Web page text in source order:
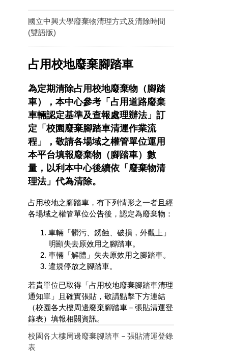
國立中興大學廢棄物清理方式及清除時間
(雙語版)
占用校地廢棄腳踏車
為定期清除占用校地廢棄物（腳踏
車），本中心參考「占用道路廢棄
車輛認定基準及查報處理辦法」訂
定「校園廢棄腳踏車清運作業流
程」，敬請各場域之權管單位運用
本平台填報廢棄物（腳踏車）數
量，以利本中心後續依「廢棄物清
理法」代為清除。
占用校地之腳踏車，有下列情形之一者且經
各場域之權管單位公告後，認定為廢棄物：
車輛「髒污、銹蝕、破損，外觀上」
明顯失去原效用之腳踏車。
車輛「解體」失去原效用之腳踏車。
違規停放之腳踏車。
若貴單位已取得「占用校地廢棄腳踏車清理
通知單」且確實張貼，敬請點擊下方連結
（校園各大樓周邊廢棄腳踏車－張貼清運登
錄表）填報相關資訊。
校園各大樓周邊廢棄腳踏車－張貼清運登錄
表